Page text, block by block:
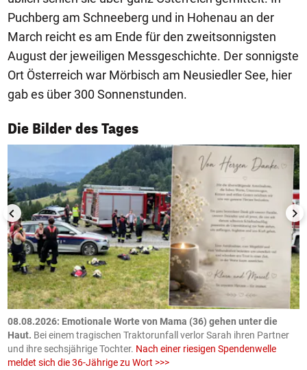
Puchberg am Schneeberg und in Hohenau an der
March reicht es am Ende für den zweitsonnigsten
August der jeweiligen Messgeschichte. Der sonnigste
Ort Österreich war Mörbisch am Neusiedler See, hier
gab es über 300 Sonnenstunden.
Die Bilder des Tages
1/50
08.08.2026: Emotionale Worte von Mama (36) gehen unter die
Haut. Bei einem tragischen Traktorunfall verlor Sarah ihren Partner
und ihre sechsjährige Tochter. Nach einer riesigen Spendenwelle
meldet sich die 36-Jährige zu Wort >>>